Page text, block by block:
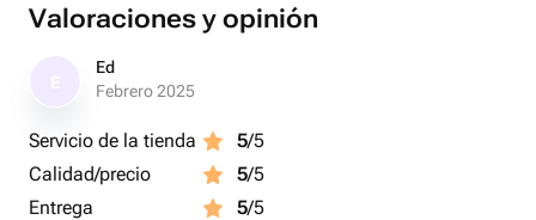
Valoraciones y opinión
Ed
Febrero 2025
Servicio de la tienda 5/5
Calidad/precio
5/5
Entrega
5/5